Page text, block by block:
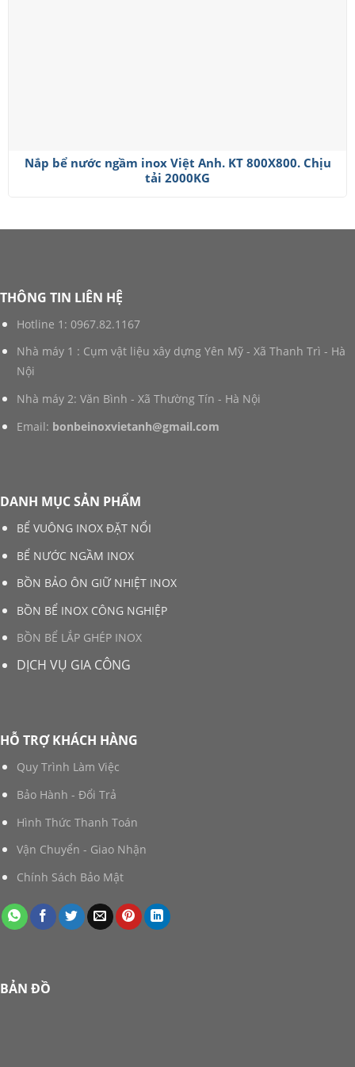
Nắp bể nước ngầm inox Việt Anh. KT 800X800. Chịu
tải 2000KG
THÔNG TIN LIÊN HỆ
Hotline 1: 0967.82.1167
Nhà máy 1 : Cụm vật liệu xây dựng Yên Mỹ - Xã Thanh Trì - Hà
Nội
Nhà máy 2: Văn Bình - Xã Thường Tín - Hà Nội
Email: bonbeinoxvietanh@gmail.com
DANH MỤC SẢN PHẨM
BỂ VUÔNG INOX ĐẶT NỔI
BỂ NƯỚC NGẦM INOX
BỒN BẢO ÔN GIỮ NHIỆT INOX
BỒN BỂ INOX CÔNG NGHIỆP
BỒN BỂ LẮP GHÉP INOX
DỊCH VỤ GIA CÔNG
HỖ TRỢ KHÁCH HÀNG
Quy Trình Làm Việc
Bảo Hành - Đổi Trả
Hình Thức Thanh Toán
Vận Chuyển - Giao Nhận
Chính Sách Bảo Mật
BẢN ĐỒ